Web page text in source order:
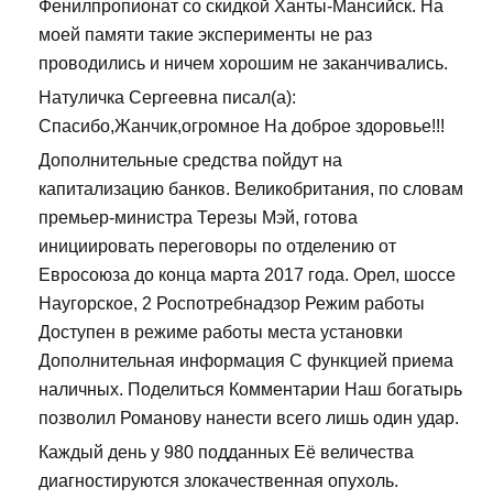
Фенилпропионат со скидкой Ханты-Мансийск. На
моей памяти такие эксперименты не раз
проводились и ничем хорошим не заканчивались.
Натуличка Сергеевна писал(а):
Спасибо,Жанчик,огромное На доброе здоровье!!!
Дополнительные средства пойдут на
капитализацию банков. Великобритания, по словам
премьер-министра Терезы Мэй, готова
инициировать переговоры по отделению от
Евросоюза до конца марта 2017 года. Орел, шоссе
Наугорское, 2 Роспотребнадзор Режим работы
Доступен в режиме работы места установки
Дополнительная информация С функцией приема
наличных. Поделиться Комментарии Наш богатырь
позволил Романову нанести всего лишь один удар.
Каждый день у 980 подданных Её величества
диагностируются злокачественная опухоль.